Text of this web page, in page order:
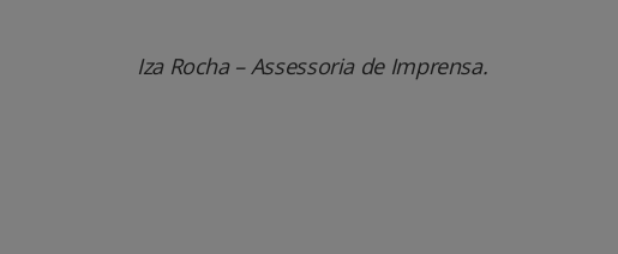
Iza Rocha – Assessoria de Imprensa.